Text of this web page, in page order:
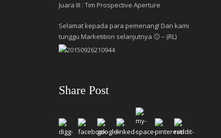
Juara III : Tim Prospective Aperture
Selamat kepada para pemenang! Dan kami
tunggu Marketition selanjutnya 🙂 – (RL)
Share Post